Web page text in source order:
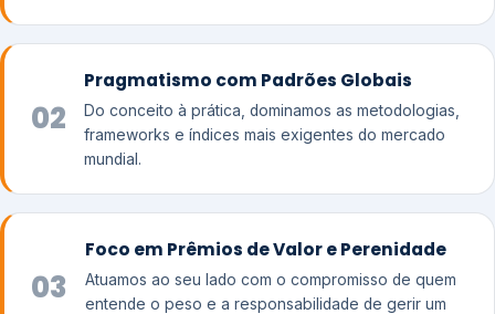
02
Pragmatismo com Padrões Globais
Do conceito à prática, dominamos as metodologias,
frameworks e índices mais exigentes do mercado
mundial.
03
Foco em Prêmios de Valor e Perenidade
Atuamos ao seu lado com o compromisso de quem
entende o peso e a responsabilidade de gerir um